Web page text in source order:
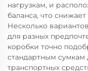
нагрузкам, и
баланса, что
Несколько
для разных
коробки точно
стандартным сумкам
транспортных